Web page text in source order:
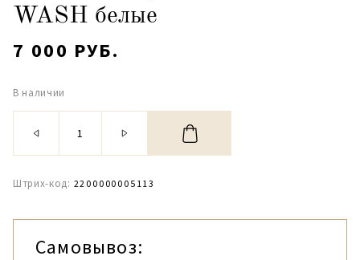
WASH белые
7 000 РУБ.
В наличии
Штрих-код: 2200000005113
Самовывоз: